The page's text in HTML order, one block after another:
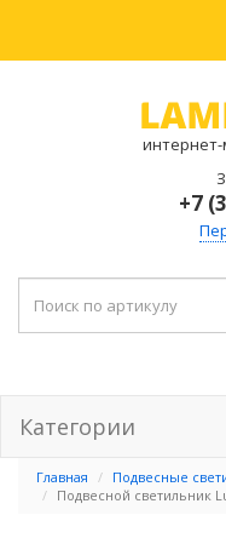
+7
Категории
Главная
Подвесные
Подвесной светильник